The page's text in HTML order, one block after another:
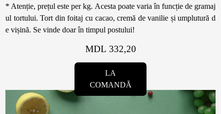
* Atenție, prețul este per kg. Acesta poate varia în funcție de gramaj
ul tortului. Tort din foitaj cu cacao, cremă de vanilie și umplutură d
e vișină. Se vinde doar în timpul postului!
MDL 332,20
LA
COMANDĂ